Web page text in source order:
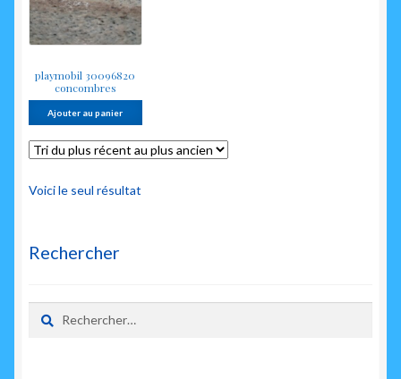
playmobil 30096820
concombres
Ajouter au panier
Voici le seul résultat
Rechercher
Rechercher :